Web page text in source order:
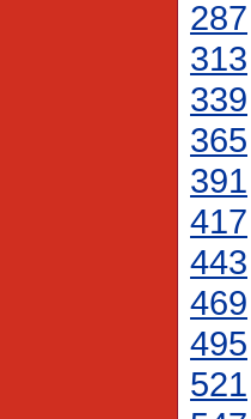
287
313
339
365
391
417
443
469
495
521